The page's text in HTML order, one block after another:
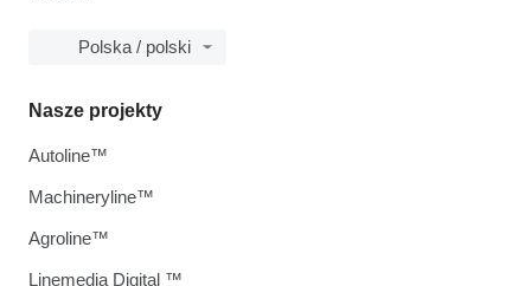
Polska / polski
Nasze projekty
Autoline™
Machineryline™
Agroline™
Linemedia Digital ™